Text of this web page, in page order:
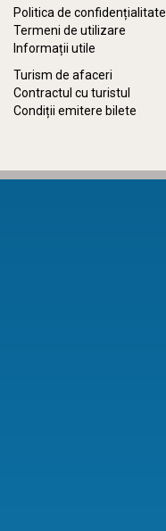
Politica de confidențialitate
Termeni de utilizare
Informații utile
Turism de afaceri
Contractul cu turistul
Condiții emitere bilete